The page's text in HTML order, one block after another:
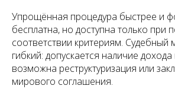
Упрощённая процедура быстрее и
бесплатна, но доступна только при
соответствии критериям. Судебный
гибкий: допускается наличие
возможна реструктуризация или
мирового соглашения.